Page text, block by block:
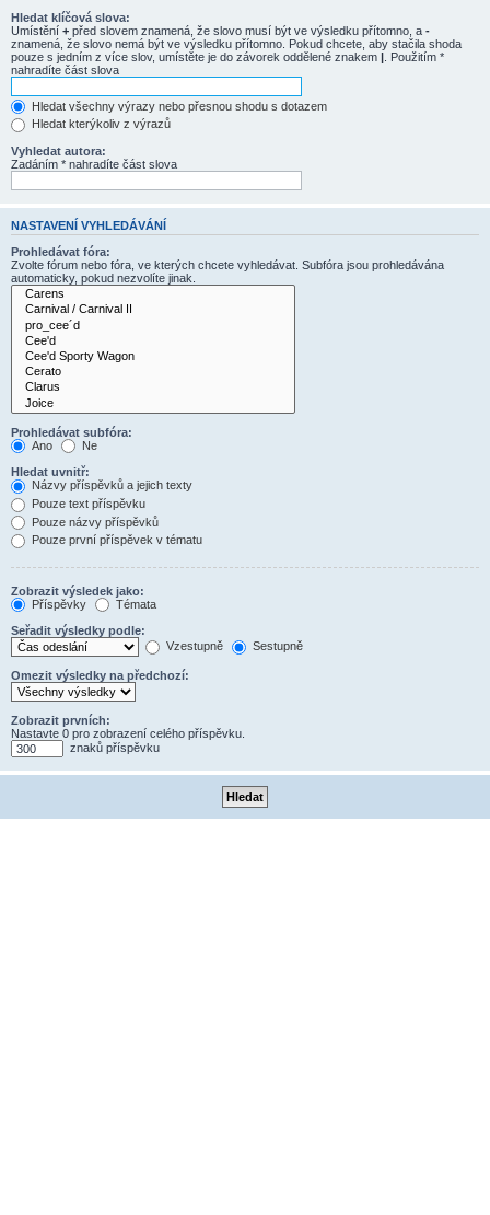
Hledat klíčová slova:
Umístění + před slovem znamená, že slovo musí být ve výsledku přítomno, a -
znamená, že slovo nemá být ve výsledku přítomno. Pokud chcete, aby stačila shoda
pouze s jedním z více slov, umístěte je do závorek oddělené znakem | . Použitím *
nahradíte část slova
Hledat všechny výrazy nebo přesnou shodu s dotazem
Hledat kterýkoliv z výrazů
Vyhledat autora:
Zadáním * nahradíte část slova
NASTAVENÍ VYHLEDÁVÁNÍ
Prohledávat fóra:
Zvolte fórum nebo fóra, ve kterých chcete vyhledávat. Subfóra jsou prohledávána
automaticky, pokud nezvolíte jinak.
Prohledávat subfóra:
Ano
Ne
Hledat uvnitř:
Názvy příspěvků a jejich texty
Pouze text příspěvku
Pouze názvy příspěvků
Pouze první příspěvek v tématu
Zobrazit výsledek jako:
Příspěvky
Témata
Seřadit výsledky podle:
Vzestupně
Sestupně
Omezit výsledky na předchozí:
Zobrazit prvních:
Nastavte 0 pro zobrazení celého příspěvku.
znaků příspěvku